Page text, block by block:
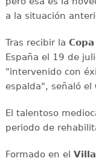
a la situación
Tras recibir la
España el 19 de
"intervenido con
espalda", señaló el
El talentoso
periodo de
Formado en el